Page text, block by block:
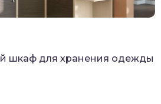
шкаф для хранения одежды